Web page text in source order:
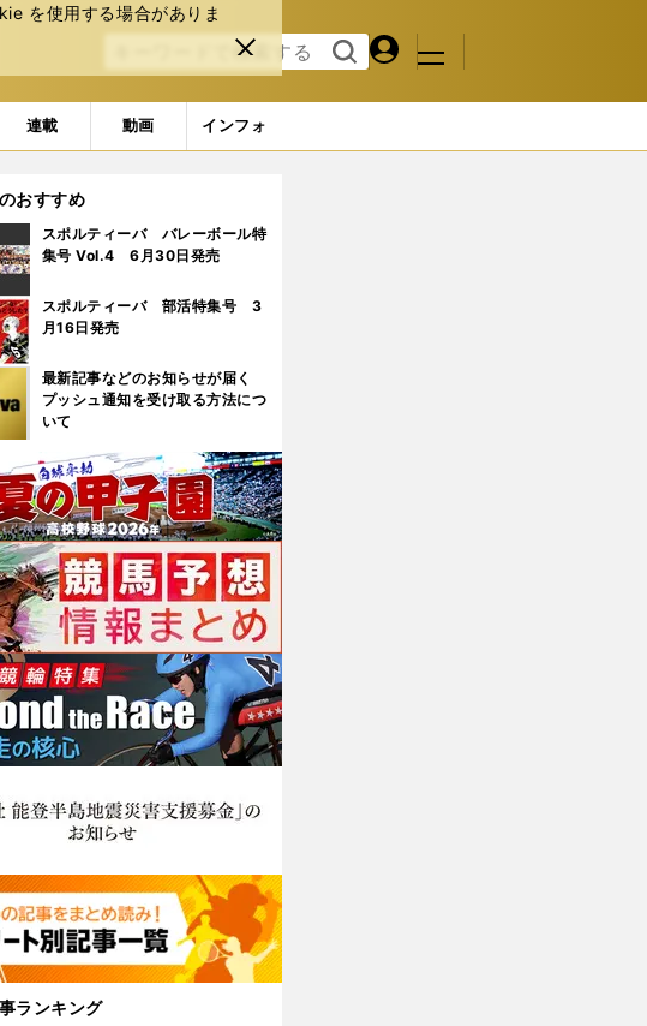
を使⽤する場合がありま
閉じ
る
検索
る
マイペ
ジ
メニュ
連載 動画 インフォ
弄する独自投球術の全貌」
おすすめ
スポルティーバ バレーボール特
集号 Vol.4 6月30日発売
スポルティーバ 部活特集号 3
月16日発売
最新記事などのお知らせが届く
プッシュ通知を受け取る方法につ
いて
ランキング